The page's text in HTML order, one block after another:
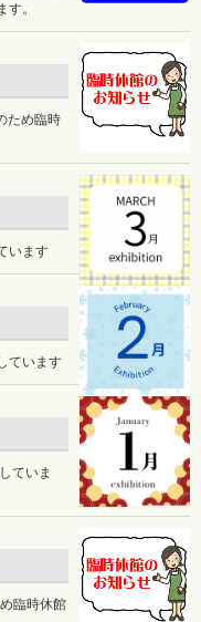
。
ため臨時
います
ています
ていま
臨時休館